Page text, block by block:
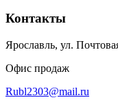
Контакты
Ярославль, ул.
Офис продаж
Rubl2303@mail.ru